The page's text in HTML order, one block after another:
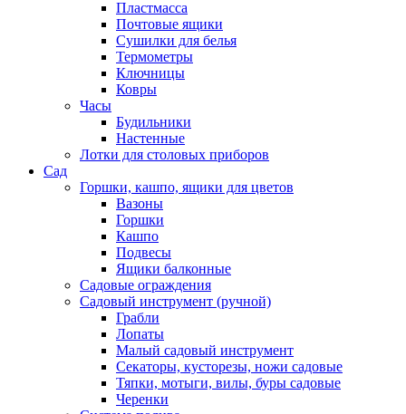
Пластмасса
Почтовые ящики
Сушилки для белья
Термометры
Ключницы
Ковры
Часы
Будильники
Настенные
Лотки для столовых приборов
Сад
Горшки, кашпо, ящики для цветов
Вазоны
Горшки
Кашпо
Подвесы
Ящики балконные
Садовые ограждения
Садовый инструмент (ручной)
Грабли
Лопаты
Малый садовый инструмент
Секаторы, кусторезы, ножи садовые
Тяпки, мотыги, вилы, буры садовые
Черенки